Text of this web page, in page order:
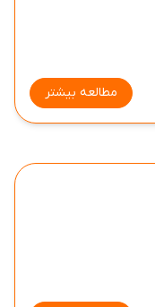
مطالعه بیشتر